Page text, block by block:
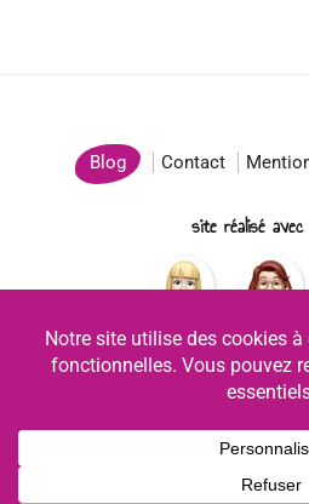
Blog Contact
site réalisé
Copyright © 2026 Chanter Ukulélé -